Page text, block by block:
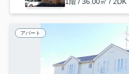
1階 / 36.00㎡ / 2DK
アパート